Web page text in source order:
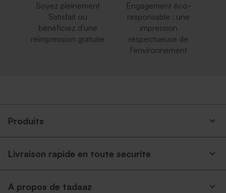
Soyez pleinement
Satisfait ou
bénéficiez d'une
réimpression gratuite
Engagement éco-
responsable : une
impression
respectueuse de
l'environnement
Produits
Livraison rapide en toute securite
A propos de tadaaz